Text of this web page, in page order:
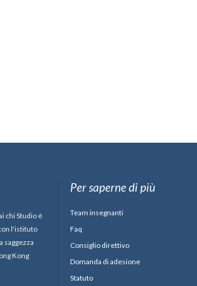
chi Studio è
l'istituto
saggezza
Kong
Per saperne di più
Team insegnanti
Faq
Consiglio direttivo
Domanda di adesione
Statuto